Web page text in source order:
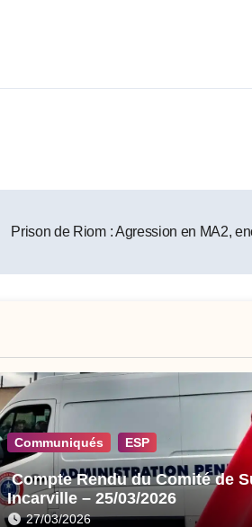
Prison de Riom : Agression en MA2,
Communiqués ESP
Compte Rendu du Comité de
Incarville – 25/03/2026
27/03/2026